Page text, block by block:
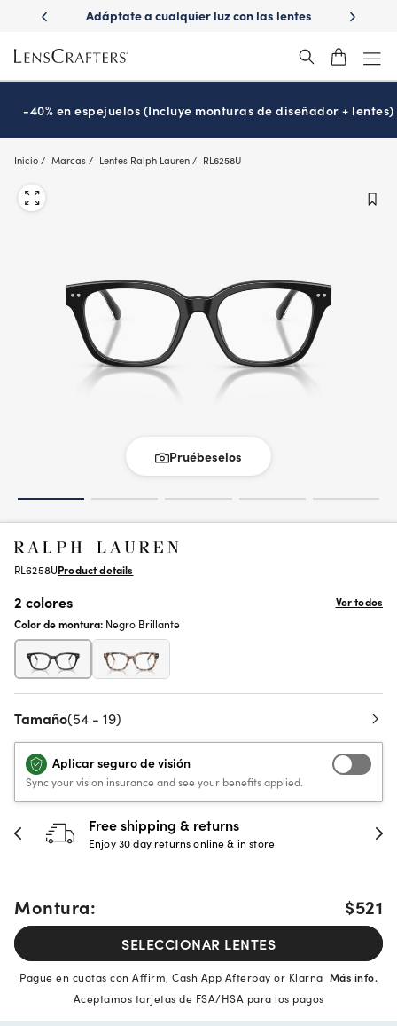
main
content
con
Adáptate a cualquier luz con las lentes
¿Es
-40% en espejuelos (Incluye monturas de diseñador + lentes)
Inicio Marcas Lentes Ralph Lauren RL6258U
Pruébeselos
RL6258UProduct details
2 colores
Ver todos
Color de montura: Negro Brillante
Tamaño(54 - 19)
Aplicar seguro de visión
Sync your vision insurance and see your benefits applied.
Free shipping & returns
Enjoy 30 day returns online & in store
Montura: $521
SELECCIONAR LENTES
Pague en cuotas con Affirm, Cash App Afterpay or Klarna Más info.
Aceptamos tarjetas de FSA/HSA para los pagos